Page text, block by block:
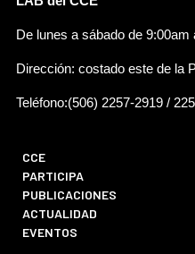
De lunes a sábado de 9:00am
Dirección: costado este de la
Teléfono:(506) 2257-2919 /
CCE
PARTICIPA
PUBLICACIONES
ACTUALIDAD
EVENTOS